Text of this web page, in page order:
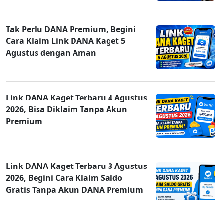
Tak Perlu DANA Premium, Begini
Cara Klaim Link DANA Kaget 5
Agustus dengan Aman
Link DANA Kaget Terbaru 4 Agustus
2026, Bisa Diklaim Tanpa Akun
Premium
Link DANA Kaget Terbaru 3 Agustus
2026, Begini Cara Klaim Saldo
Gratis Tanpa Akun DANA Premium